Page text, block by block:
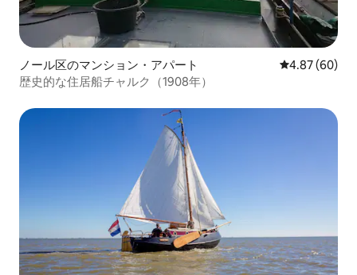
ノール区のマンション・アパート レビュー60
4.87 (60)
歴史的な住居船チャルク（1908年）